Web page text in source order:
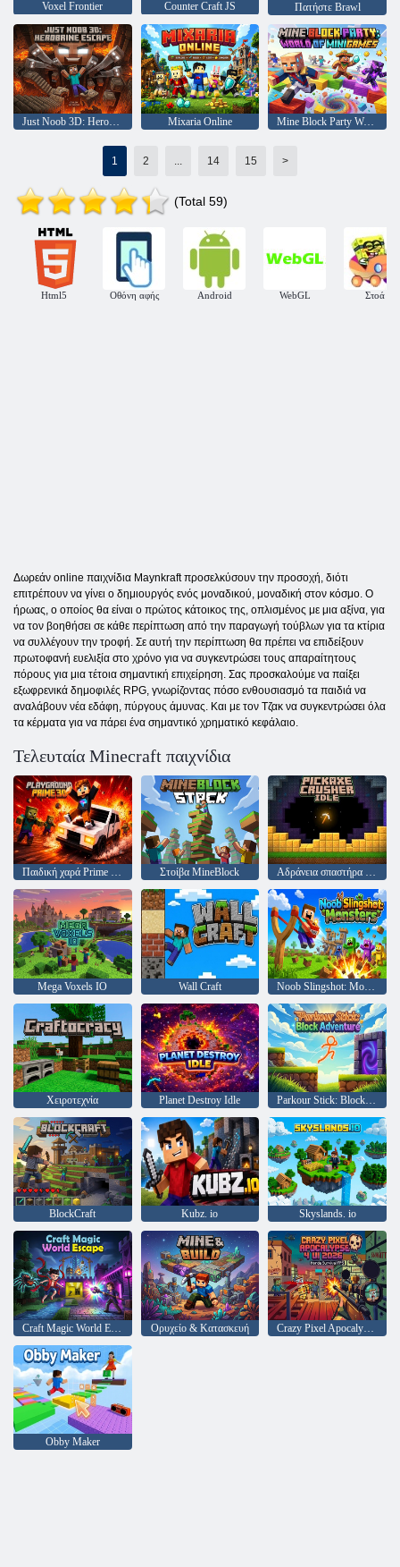
Voxel Frontier Counter Craft JS Πατήστε Brawl
Mixaria Online Mine Block Party World of Minigames
1 2 14 15 >
(Total 59)
Html5 Οθόνη αφής Android WebGL Στοά
Δωρεάν online παιχνίδια Maynkraft προσελκύσουν την προσοχή, διότι
επιτρέπουν να γίνει ο δημιουργός ενός μοναδικού, μοναδική στον κόσμο. Ο
ήρωας, ο οποίος θα είναι ο πρώτος κάτοικος της, οπλισμένος με μια αξίνα, για
να τον βοηθήσει σε κάθε περίπτωση από την παραγωγή τούβλων για τα κτίρια
να συλλέγουν την τροφή. Σε αυτή την περίπτωση θα πρέπει να επιδείξουν
πρωτοφανή ευελιξία στο χρόνο για να συγκεντρώσει τους απαραίτητους
πόρους για μια τέτοια σημαντική επιχείρηση. Σας προσκαλούμε να παίξει
εξωφρενικά δημοφιλές RPG, γνωρίζοντας πόσο ενθουσιασμό τα παιδιά να
αναλάβουν νέα εδάφη, πύργους άμυνας. Και με τον Τζακ να συγκεντρώσει όλα
τα κέρματα για να πάρει ένα σημαντικό χρηματικό κεφάλαιο.
Τελευταία Minecraft παιχνίδια
Παιδική χαρά Prime 3D Στοίβα MineBlock Αδράνεια σπαστήρα αξίνας
Mega Voxels IO Wall Craft
Χειροτεχνία Planet Destroy Idle Parkour Stick: Block Adventure
BlockCraft Kubz. io Skyslands. io
Craft Magic World Escape Ορυχείο & Κατασκευή Crazy Pixel Apocalypse 4 UI 2026
Obby Maker